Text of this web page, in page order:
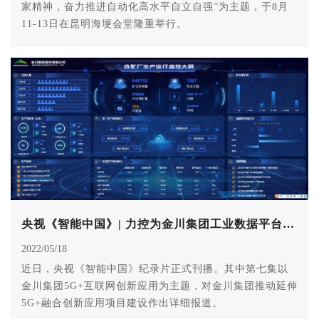
家精神，奋力推进自动化高水平自立自强”为主题，于8月
11-13日在昆明海埂会堂隆重举行。
央视《智能中国》| 力控为金川集团工业数据平台护航
2022/05/18
近日，央视《智能中国》纪录片正式刊播。其中第七集以
金川集团5G+互联网创新应用为主题，对金川集团推动延伸
5G+融合创新应用项目建设作出详细报道。